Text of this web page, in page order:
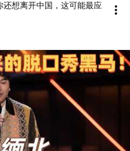
还想离开中国，这可能最应